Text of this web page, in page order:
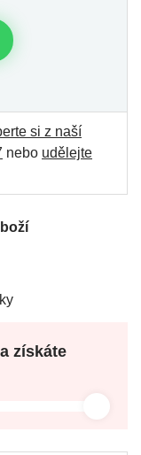
si z naší
nebo udělejte
získáte